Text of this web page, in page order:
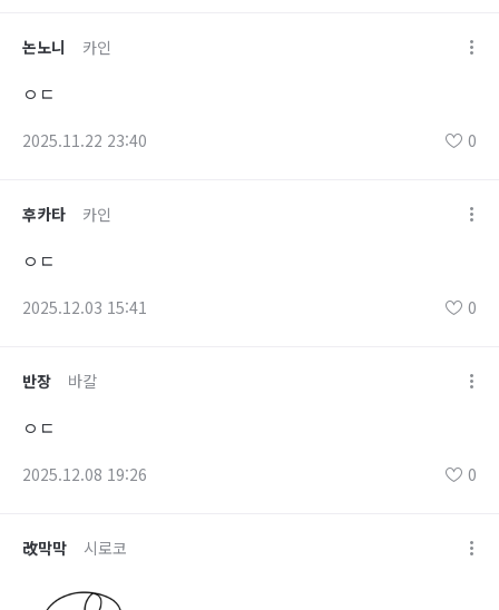
논노니 카인
ㅇㄷ
2025.11.22 23:40 0
후카타 카인
ㅇㄷ
2025.12.03 15:41 0
반장 바칼
ㅇㄷ
2025.12.08 19:26 0
改막막 시로코